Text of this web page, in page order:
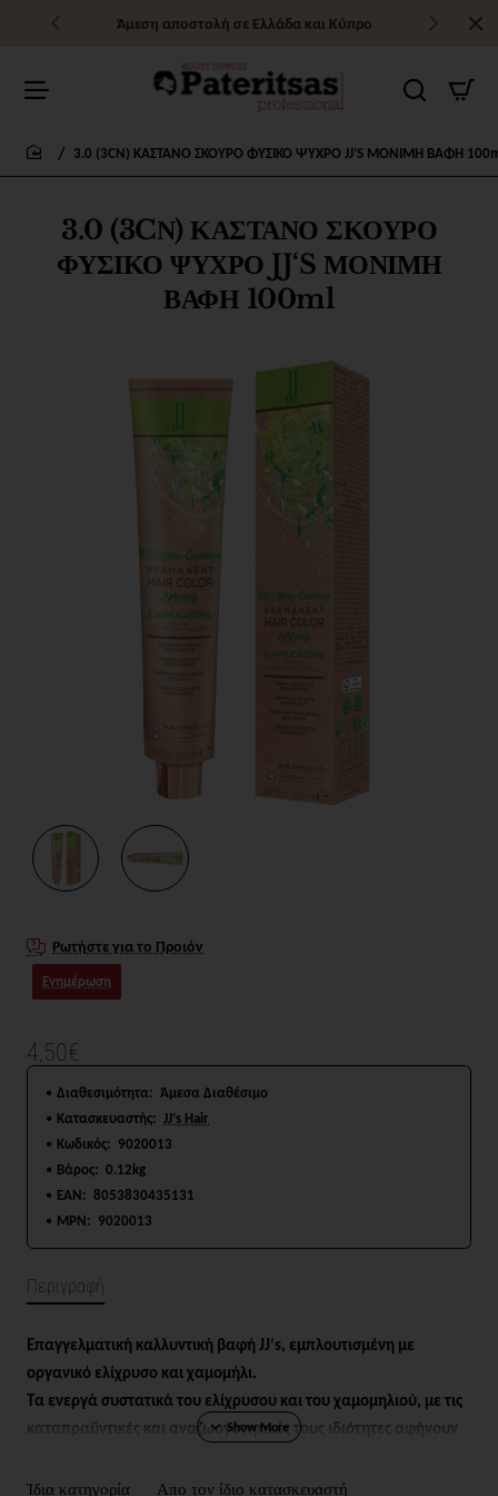
Άμεση αποστολή σε Ελλάδα και Κύπρο
3.0 (3CΝ) ΚΑΣΤΑΝΟ ΣΚΟΥΡΟ
ΦΥΣΙΚΟ ΨΥΧΡΟ JJ‘S ΜΟΝΙΜΗ
ΒΑΦΗ 100ml
3.0 (3CΝ) ΚΑΣΤΑΝΟ ΣΚΟΥΡΟ ΦΥΣΙΚΟ ΨΥΧΡΟ JJ‘S ΜΟΝΙΜΗ ΒΑΦΗ
Ρωτήστε για το Προιόν
Ενημέρωση
4,50€
Διαθεσιμότητα: Άμεσα Διαθέσιμο
Κατασκευαστής: JJ‘s Hair
Κωδικός: 9020013
Βάρος: 0.12kg
EAN: 8053830435131
MPN: 9020013
Περιγραφή
Επαγγελματική καλλυντική βαφή JJ‘s, εμπλουτισμένη με
οργανικό ελίχρυσο και χαμομήλι.
Τα ενεργά συστατικά του ελίχρυσου και του χαμομηλιού, με τις
καταπραϋντικές και αναζωογονητικές τους ιδιότητες αφήνουν
Η σύνθεση της βαφής είναι εμπλουτισμένη με Plex που
Ίδια κατηγορία Απο τον ίδιο κατασκευαστή